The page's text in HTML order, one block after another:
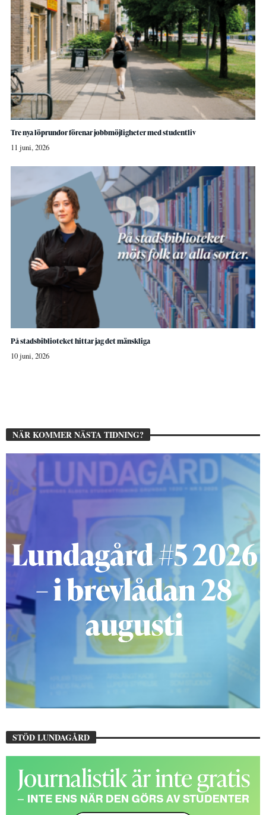
Tre nya löprundor förenar jobbmöjligheter med studentliv
11 juni, 2026
På stadsbiblioteket hittar jag det mänskliga
10 juni, 2026
NÄR KOMMER NÄSTA TIDNING?
STÖD LUNDAGÅRD